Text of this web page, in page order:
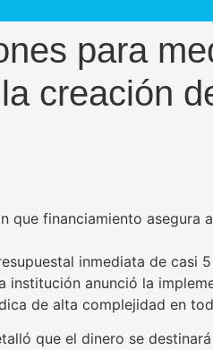
para
creación
que financiamiento
inmediata de casi
anunció la
de alta complejidad en
que el dinero se